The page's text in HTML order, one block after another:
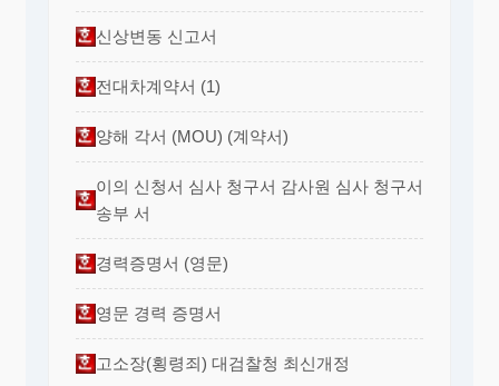
신상변동 신고서
전대차계약서 (1)
양해 각서 (MOU) (계약서)
이의 신청서 심사 청구서 감사원 심사 청구서
송부 서
경력증명서 (영문)
영문 경력 증명서
고소장(횡령죄) 대검찰청 최신개정